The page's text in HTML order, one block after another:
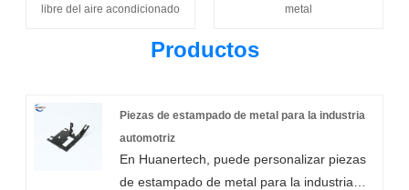
libre del aire acondicionado
metal
Productos
Piezas de estampado de metal para la industria
automotriz
En Huanertech, puede personalizar piezas
de estampado de metal para la industria